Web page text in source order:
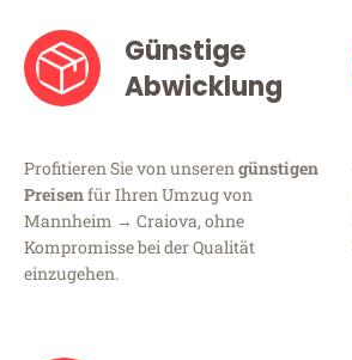
Günstige
Abwicklung
Profitieren Sie von unserengünstigen
Preisenfür Ihren Umzug von
Mannheim → Craiova, ohne
Kompromisse bei der Qualität
einzugehen.